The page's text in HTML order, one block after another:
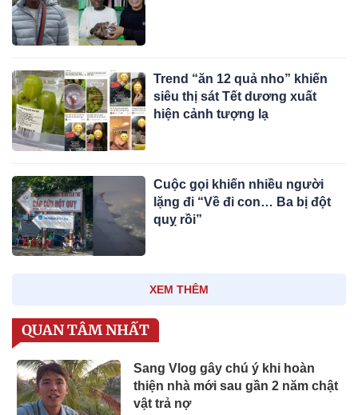
Trend “ăn 12 quả nho” khiến
siêu thị sát Tết dương xuất
hiện cảnh tượng lạ
Cuộc gọi khiến nhiều người
lặng đi “Về đi con… Ba bị đột
quỵ rồi”
XEM THÊM
QUAN TÂM NHẤT
Sang Vlog gây chú ý khi hoàn
thiện nhà mới sau gần 2 năm chật
vật trả nợ